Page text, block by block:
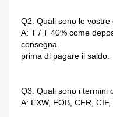
Q2. Quali sono le
A: T / T 40% come
consegna.
prima di pagare il saldo.
Q3. Quali sono i termini
A: EXW, FOB, CFR, CIF,